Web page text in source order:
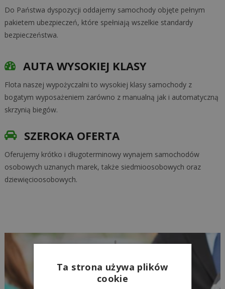
Do Państwa dyspozycji oddajemy samochody objęte pełnym
pakietem ubezpieczeń, które spełniają wszelkie standardy
bezpieczeństwa.
AUTA WYSOKIEJ KLASY
Flota naszej wypożyczalni to wysokiej klasy samochody z
bogatym wyposażeniem zarówno z manualną jak i automatyczną
skrzynią biegów.
SZEROKA OFERTA
Oferujemy krótko i długoterminowy wynajem samochodów
osobowych uznanych marek, także siedmioosobowych oraz
dziewięcioosobowych.
Ta strona używa plików
cookie